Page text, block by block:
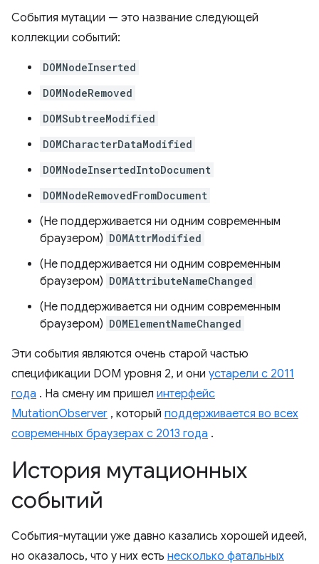
События мутации — это название следующей
коллекции событий:
DOMNodeInserted
DOMNodeRemoved
DOMSubtreeModified
DOMCharacterDataModified
DOMNodeInsertedIntoDocument
DOMNodeRemovedFromDocument
(Не поддерживается ни одним современным
браузером) DOMAttrModified
(Не поддерживается ни одним современным
браузером) DOMAttributeNameChanged
(Не поддерживается ни одним современным
браузером) DOMElementNameChanged
Эти события являются очень старой частью
спецификации DOM уровня 2, и они устарели с 2011
года . На смену им пришел интерфейс
MutationObserver , который поддерживается во всех
современных браузерах с 2013 года .
История мутационных
событий
События-мутации уже давно казались хорошей идеей,
но оказалось, что у них есть несколько фатальных